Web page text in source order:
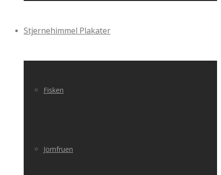
Stjernehimmel Plakater
Fisken
Jomfruen